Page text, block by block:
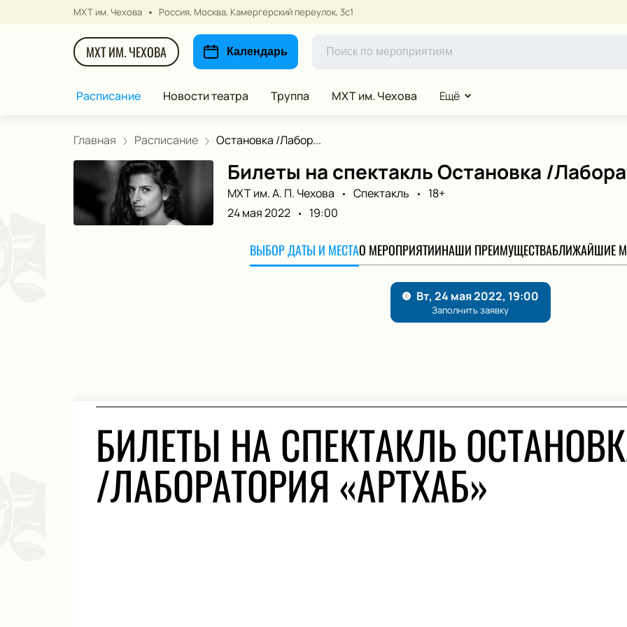
МХТ им. Чехова Россия, Москва, Камергерский переулок, 3с1
МХТ ИМ. ЧЕХОВА Календарь
Расписание Новости театра Труппа МХТ им. Чехова Ещё
Главная Расписание Остановка /Лабор...
Билеты на спектакль Остановка /
МХТ им. А. П. Чехова Спектакль
18+
24 мая 2022
19:00
ВЫБОР ДАТЫ И МЕСТАО МЕРОПРИЯТИИНАШИ ПРЕИМУЩЕСТВАБЛИЖАЙШИЕ
БИЛЕТЫ НА СПЕКТАКЛЬ
/ЛАБОРАТОРИЯ «АРТХАБ»